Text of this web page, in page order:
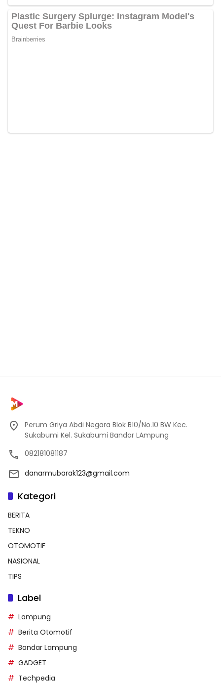
Perum Griya Abdi Negara Blok B10/No.10 BW Kec.
Sukabumi Kel. Sukabumi Bandar LAmpung
082181081187
danarmubarak123@gmail.com
Kategori
BERITA
TEKNO
OTOMOTIF
NASIONAL
TIPS
Label
Lampung
Berita Otomotif
Bandar Lampung
GADGET
Techpedia